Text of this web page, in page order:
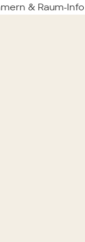
& Raum-Info